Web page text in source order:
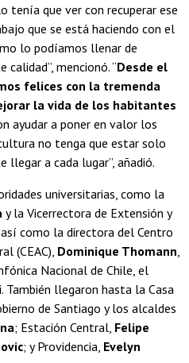
tenía que ver con recuperar ese
que se está haciendo con el
lo podíamos llenar de
mencionó. “Desde el
felices con la tremenda
la vida de los habitantes
ayudar a poner en valor los
no tenga que estar solo
llegar a cada lugar”, añadió.
universitarias, como la
y la Vicerrectora de Extensión y
así como la directora del Centro
(CEAC), Dominique Thomann,
Nacional de Chile, el
. También llegaron hasta la Casa
de Santiago y los alcaldes
; Estación Central, Felipe
; y Providencia, Evelyn